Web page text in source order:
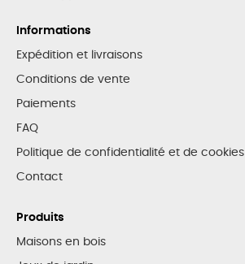
Informations
Expédition et livraisons
Conditions de vente
Paiements
FAQ
Politique de confidentialité et de cookies
Contact
Produits
Maisons en bois